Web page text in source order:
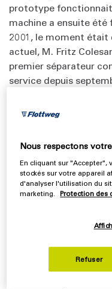
prototype
machine a ensuite été
2001, le moment
actuel, M. Fritz
premier séparateur
service depuis
Qu’est-ce qui a
Christoph :
Les gammes de
élargies. Nous avons
AC2500. Le modèle
des débits deux fois
l’AC1200. De plus en
séparateurs ont été
Nous respectons
En cliquant sur "Accepter",
stockés sur votre appareil
d'analyser l'utilisation du
marketing.
Protection des
Refuser